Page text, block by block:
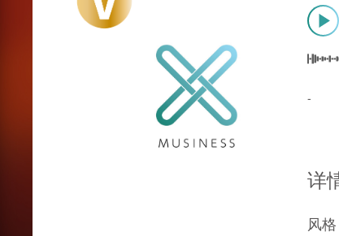
-
详
风格